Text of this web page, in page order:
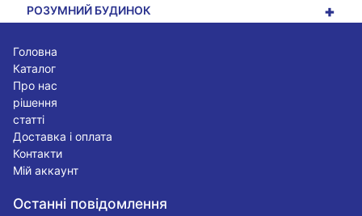
+
РОЗУМНИЙ БУДИНОК
Головна
Каталог
Про нас
рішення
статті
Доставка і оплата
Контакти
Мій аккаунт
Останні повідомлення